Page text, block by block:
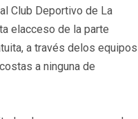
Club Deportivo de La
elacceso de la parte
a través delos equipos
a ninguna de